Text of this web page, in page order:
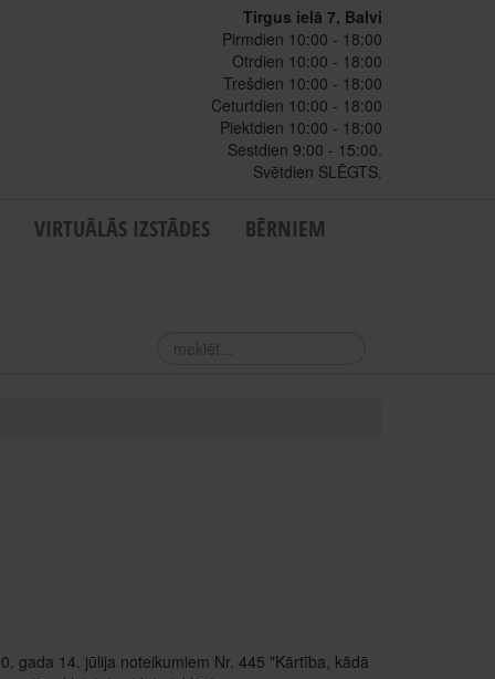
Tirgus ielā 7, Balvi
Pirmdien 10:00 - 18:00
Otrdien 10:00 - 18:00
Trešdien 10:00 - 18:00
Ceturtdien 10:00 - 18:00
Piektdien 10:00 - 18:00
Sestdien 9:00 - 15:00.
Svētdien SLĒGTS.
VIRTUĀLĀS IZSTĀDES
BĒRNIEM
meklēt...
gada 14. jūlija noteikumiem Nr. 445 "Kārtība, kādā